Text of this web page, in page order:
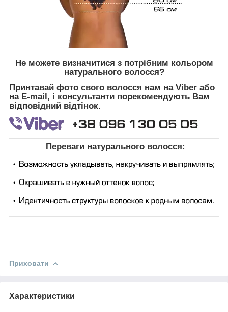
Не можете визначитися з потрібним кольором
натурального волосся?
Принтавай фото свого волосся нам на Viber або
на E-mail, і консультанти порекомендують Вам
відповідний відтінок.
Переваги натурального волосся:
Приховати
Характеристики